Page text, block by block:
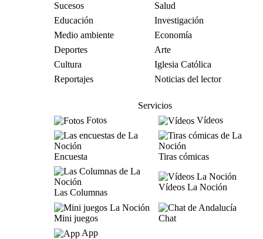
Sucesos
Salud
Educación
Investigación
Medio ambiente
Economía
Deportes
Arte
Cultura
Iglesia Católica
Reportajes
Noticias del lector
Servicios
Fotos
Vídeos
Encuesta Tiras cómicas
Las Columnas
Vídeos La Noción
Mini juegos
Chat
App